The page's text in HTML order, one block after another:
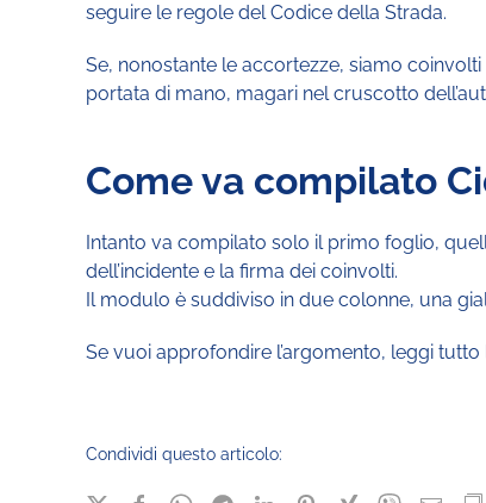
seguire le regole del Codice della Strada.
Se, nonostante le accortezze, siamo
portata di mano, magari nel cruscotto
Come va compilato
Intanto va compilato solo il primo foglio,
dell’incidente e la firma dei coinvolti.
Il modulo è suddiviso in due colonne, una
Se vuoi approfondire l’argomento, leggi tutto
Condividi questo articolo: